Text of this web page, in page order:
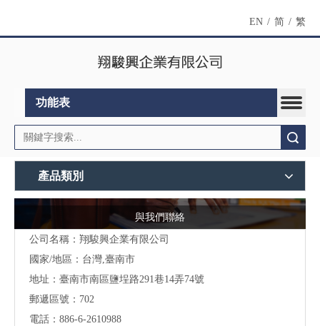
EN / 简 / 繁
功能表
產品類別
與我們聯絡
公司名稱：翔駿興企業有限公司
國家/地區：台灣,臺南市
地址： 臺南市南區鹽埕路291巷14弄74號
郵遞區號：702
電話：886-6-2610988